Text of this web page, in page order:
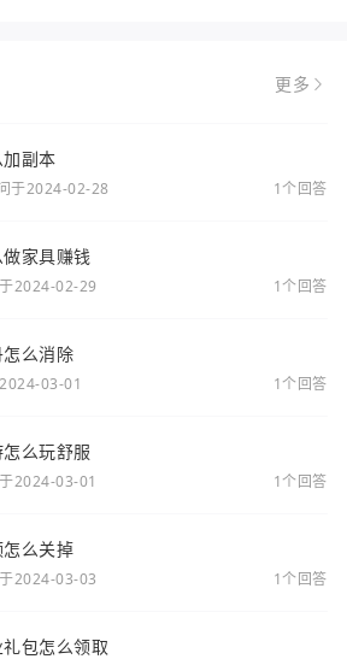
更多
副本
于2024-02-28 1个回答
家具赚钱
2024-02-29 1个回答
么消除
03-01 1个回答
么玩舒服
2024-03-01 1个回答
么关掉
2024-03-03 1个回答
包怎么领取